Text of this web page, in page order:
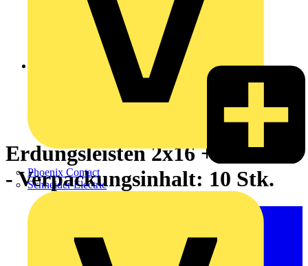
Phoenix Contact
Schneider Electric
Erdungsleisten 2x16 + 5x6mm²
- Verpackungsinhalt: 10 Stk.